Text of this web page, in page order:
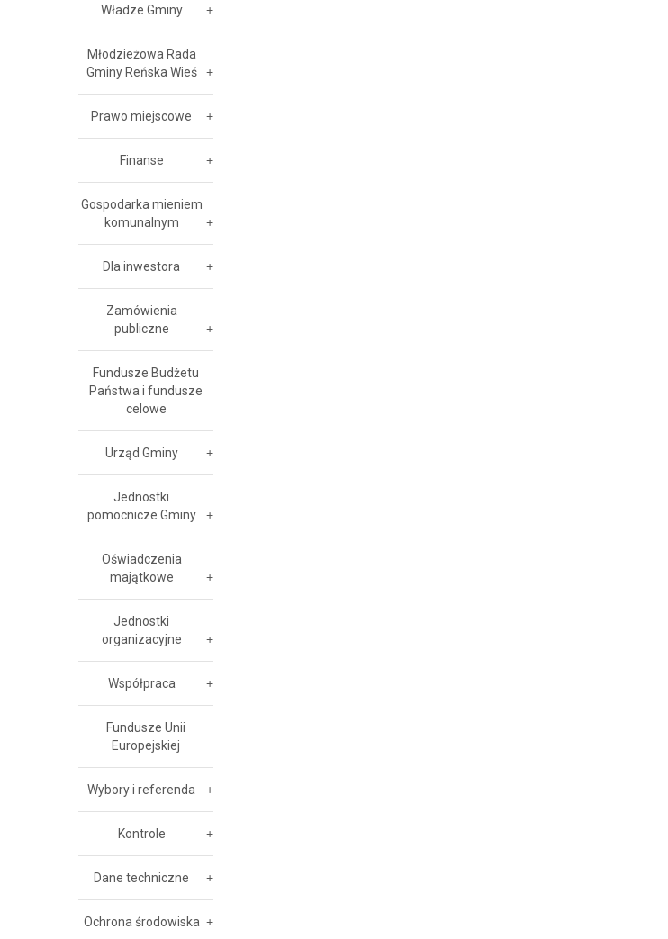
Władze Gminy
Młodzieżowa Rada
Gminy Reńska Wieś
Prawo miejscowe
Finanse
Gospodarka mieniem
komunalnym
Dla inwestora
Zamówienia
publiczne
Fundusze Budżetu
Państwa i fundusze
celowe
Urząd Gminy
Jednostki
pomocnicze Gminy
Oświadczenia
majątkowe
Jednostki
organizacyjne
Współpraca
Fundusze Unii
Europejskiej
Wybory i referenda
Kontrole
Dane techniczne
Ochrona środowiska